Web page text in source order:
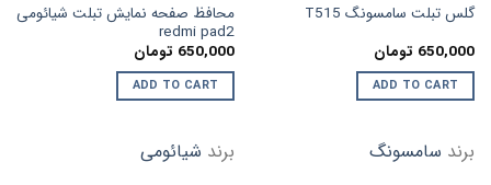
گلس تبلت سامسونگ T515
650,000 تومان
ADD TO CART
برند سامسونگ
محافظ صفحه نمایش تبلت شیائومی
redmi pad2
650,000 تومان
ADD TO CART
برند شیائومی